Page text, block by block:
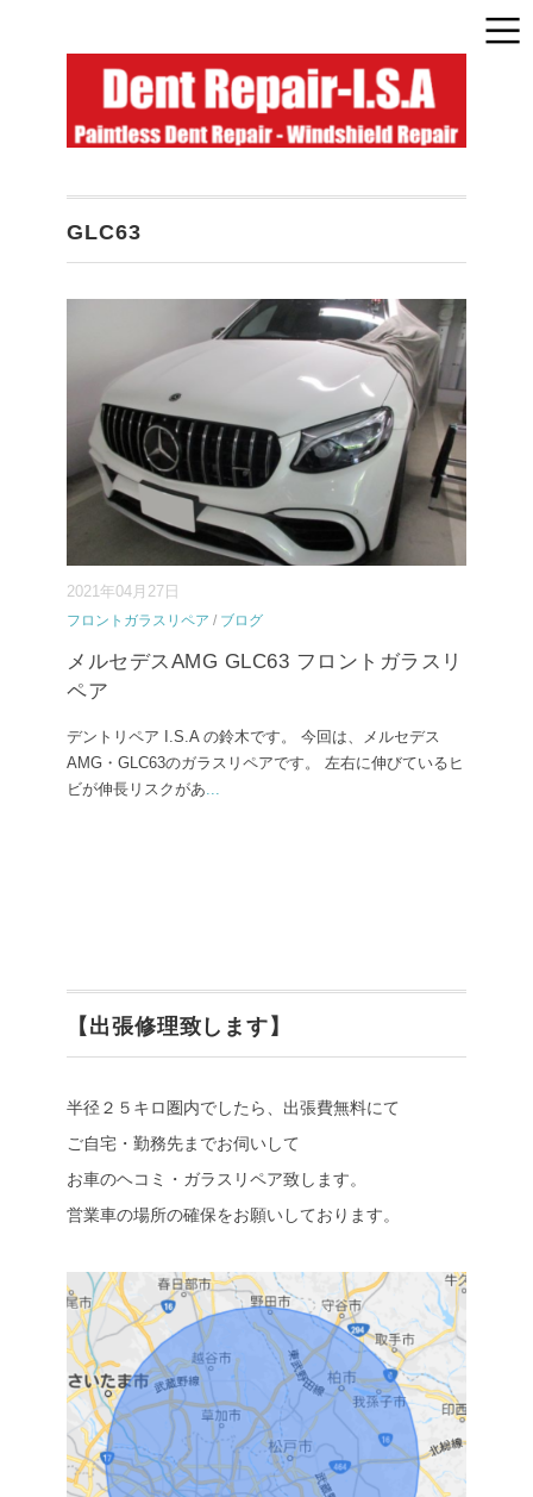
GLC63
2021年04月27日
フロントガラスリペア / ブログ
メルセデスAMG GLC63 フロントガラスリ
ペア
デントリペア I.S.A の鈴木です。 今回は、メルセデス
AMG・GLC63のガラスリペアです。 左右に伸びているヒ
ビが伸長リスクがあ...
【出張修理致します】
半径２５キロ圏内でしたら、出張費無料にて
ご自宅・勤務先までお伺いして
お車のヘコミ・ガラスリペア致します。
営業車の場所の確保をお願いしております。